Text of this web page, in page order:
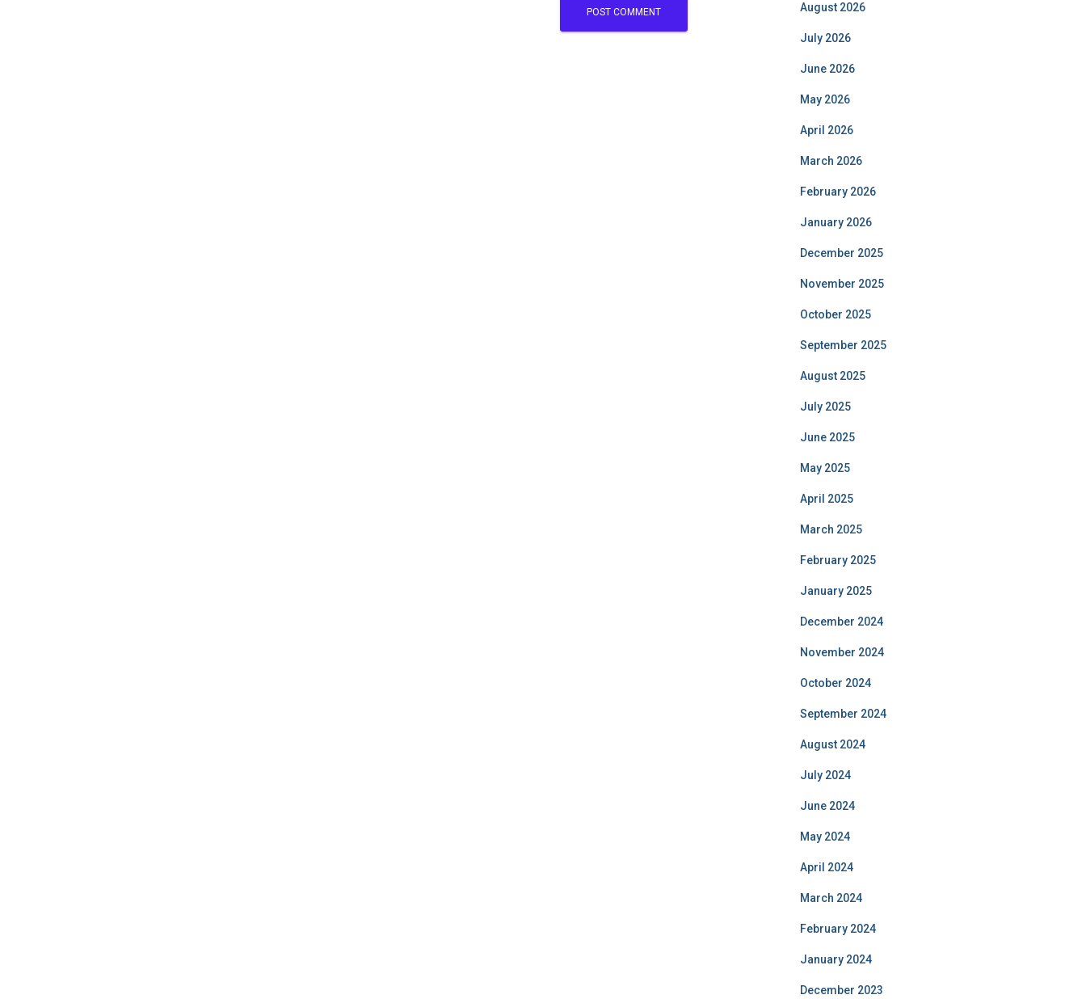
August 2026
July 2026
June 2026
May 2026
April 2026
March 2026
February 2026
January 2026
December 2025
November 2025
October 2025
September 2025
August 2025
July 2025
June 2025
May 2025
April 2025
March 2025
February 2025
January 2025
December 2024
November 2024
October 2024
September 2024
August 2024
July 2024
June 2024
May 2024
April 2024
March 2024
February 2024
January 2024
December 2023